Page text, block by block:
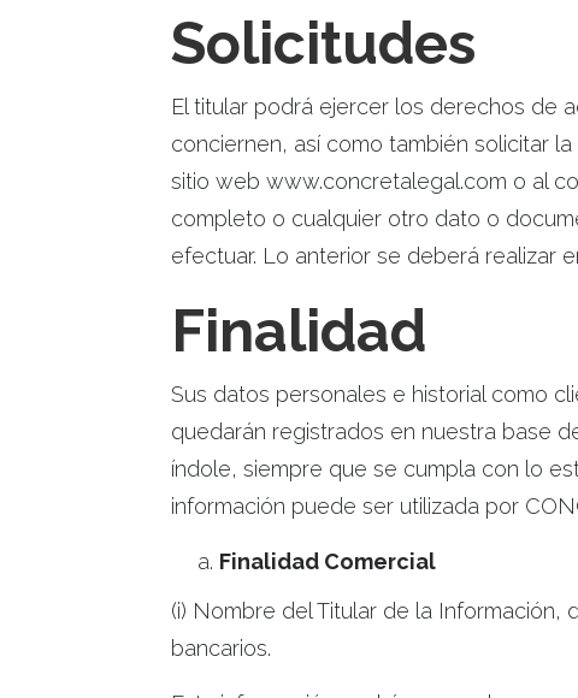
Solicitudes
El titular podrá ejercer los derechos de
conciernen, así como también solicitar
sitio web www.concretalegal.com o al
completo o cualquier otro dato o
efectuar. Lo anterior se deberá realizar
Finalidad
Sus datos personales e historial como
quedarán registrados en nuestra base
índole, siempre que se cumpla con lo
información puede ser utilizada por
Finalidad Comercial
(i) Nombre del Titular de la
bancarios.